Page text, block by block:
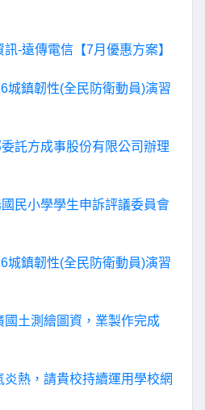
-遠傳電信【7月優惠方案】
城鎮韌性(全民防衛動員)演習
託方成事股份有限公司辦理
民小學學生申訴評議委員會
城鎮韌性(全民防衛動員)演習
國土測繪圖資，業製作完成
熱，請貴校持續運用學校網